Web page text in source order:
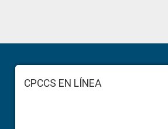
Sidebar
FooterCPCCS EN LÍNEA